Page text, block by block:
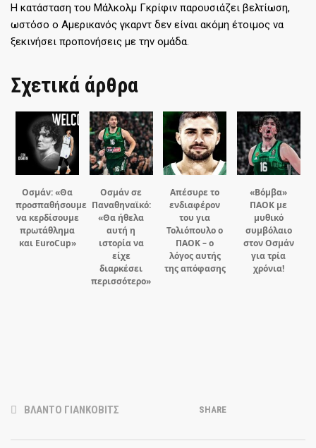
Η κατάσταση του Μάλκολμ Γκρίφιν παρουσιάζει βελτίωση,
ωστόσο ο Αμερικανός γκαρντ δεν είναι ακόμη έτοιμος να
ξεκινήσει προπονήσεις με την ομάδα.
Σχετικά άρθρα
Οσμάν: «Θα
προσπαθήσουμε
να κερδίσουμε
πρωτάθλημα
και EuroCup»
Οσμάν σε
Παναθηναϊκό:
«Θα ήθελα
αυτή η
ιστορία να
είχε
διαρκέσει
περισσότερο»
Απέσυρε το
ενδιαφέρον
του για
Τολιόπουλο ο
ΠΑΟΚ – ο
λόγος αυτής
της απόφασης
«Βόμβα»
ΠΑΟΚ με
μυθικό
συμβόλαιο
στον Οσμάν
για τρία
χρόνια!
ΒΛΑΝΤΟ ΓΙΑΝΚΟΒΙΤΣ SHARE